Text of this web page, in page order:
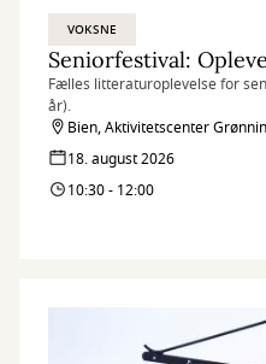
VOKSNE
Seniorfestival:
Fælles litteraturoplevelse for
år).
Bien, Aktivitetscenter
18. august 2026
10:30 - 12:00